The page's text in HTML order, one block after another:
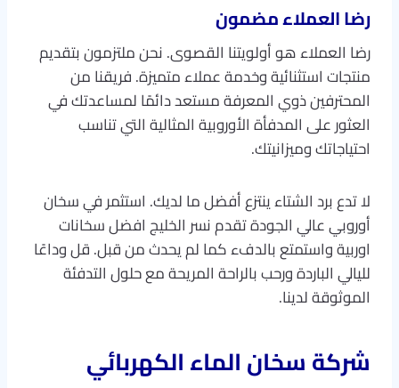
رضا العملاء مضمون
رضا العملاء هو أولويتنا القصوى. نحن ملتزمون بتقديم
منتجات استثنائية وخدمة عملاء متميزة. فريقنا من
المحترفين ذوي المعرفة مستعد دائمًا لمساعدتك في
العثور على المدفأة الأوروبية المثالية التي تناسب
احتياجاتك وميزانيتك.
لا تدع برد الشتاء ينتزع أفضل ما لديك. استثمر في سخان
أوروبي عالي الجودة تقدم نسر الخليج افضل سخانات
اوربية واستمتع بالدفء كما لم يحدث من قبل. قل وداعًا
لليالي الباردة ورحب بالراحة المريحة مع حلول التدفئة
الموثوقة لدينا.
شركة سخان الماء الكهربائي